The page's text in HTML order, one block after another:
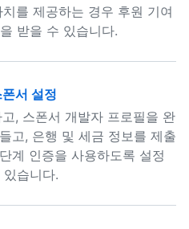
를 제공하는 경우 후원 기여
받을 수 있습니다.
서 설정
, 스폰서 개발자 프로필을 완
고, 은행 및 세금 정보를 제출
계 인증을 사용하도록 설정
습니다.